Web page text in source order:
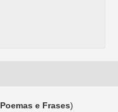
Poemas e Frases)